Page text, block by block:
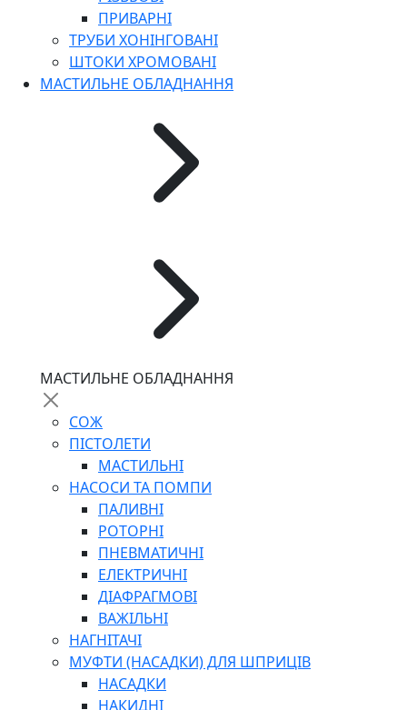
ПРИВАРНІ
ТРУБИ ХОНІНГОВАНІ
ШТОКИ ХРОМОВАНІ
МАСТИЛЬНЕ ОБЛАДНАННЯ
МАСТИЛЬНЕ ОБЛАДНАННЯ
СОЖ
ПІСТОЛЕТИ
МАСТИЛЬНІ
НАСОСИ ТА ПОМПИ
ПАЛИВНІ
РОТОРНІ
ПНЕВМАТИЧНІ
ЕЛЕКТРИЧНІ
ДІАФРАГМОВІ
ВАЖІЛЬНІ
НАГНІТАЧІ
МУФТИ (НАСАДКИ) ДЛЯ ШПРИЦІВ
НАСАДКИ
НАКИДНІ